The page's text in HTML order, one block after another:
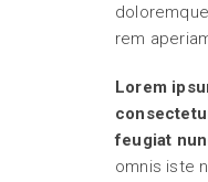
rem
Lorem
feugiat
omnis iste